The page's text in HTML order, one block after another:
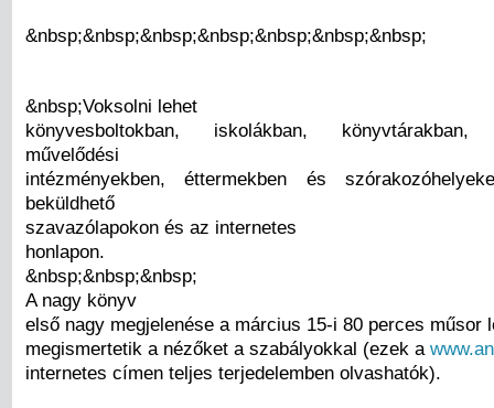
&nbsp;&nbsp;&nbsp;&nbsp;&nbsp;&nbsp;&nbsp;
&nbsp;Voksolni lehet
könyvesboltokban, iskolákban, könyvtárakban,
művelődési
intézményekben, éttermekben és
beküldhető
szavazólapokon és az internetes
honlapon.
&nbsp;&nbsp;&nbsp;
A nagy könyv
első nagy megjelenése a március 15-i 80 perces műsor
megismertetik a nézőket a szabályokkal (ezek a
internetes címen teljes terjedelemben olvashatók).